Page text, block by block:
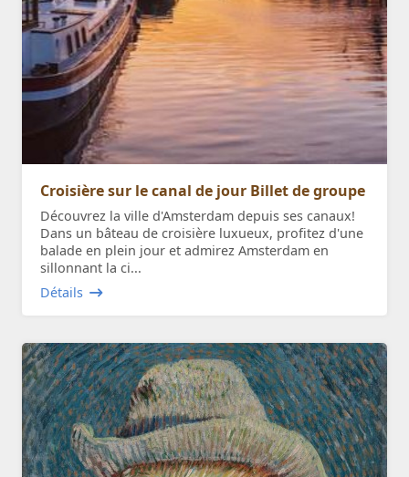
Croisière sur le canal de jour Billet de groupe
Découvrez la ville d'Amsterdam depuis ses canaux!
Dans un bâteau de croisière luxueux, profitez d'une
balade en plein jour et admirez Amsterdam en
sillonnant la ci...
Détails